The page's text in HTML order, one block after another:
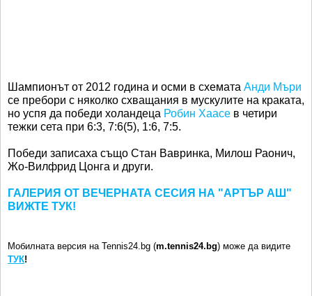
Шампионът от 2012 година и осми в схемата Анди Мъри
се пребори с няколко схващания в мускулите на краката,
но успя да победи холандеца Робин Хаасе в четири
тежки сета при 6:3, 7:6(5), 1:6, 7:5.
Победи записаха също Стан Вавринка, Милош Раонич,
Жо-Вилфрид Цонга и други.
ГАЛЕРИЯ ОТ ВЕЧЕРНАТА СЕСИЯ НА "АРТЪР АШ"
ВИЖТЕ ТУК!
Мобилната версия на Tennis24.bg (m.tennis24.bg) може да видите
ТУК!